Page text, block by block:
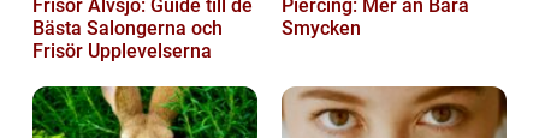
Frisör Älvsjö: Guide till de
Bästa Salongerna och
Frisör Upplevelserna
Piercing: Mer än Bara
Smycken